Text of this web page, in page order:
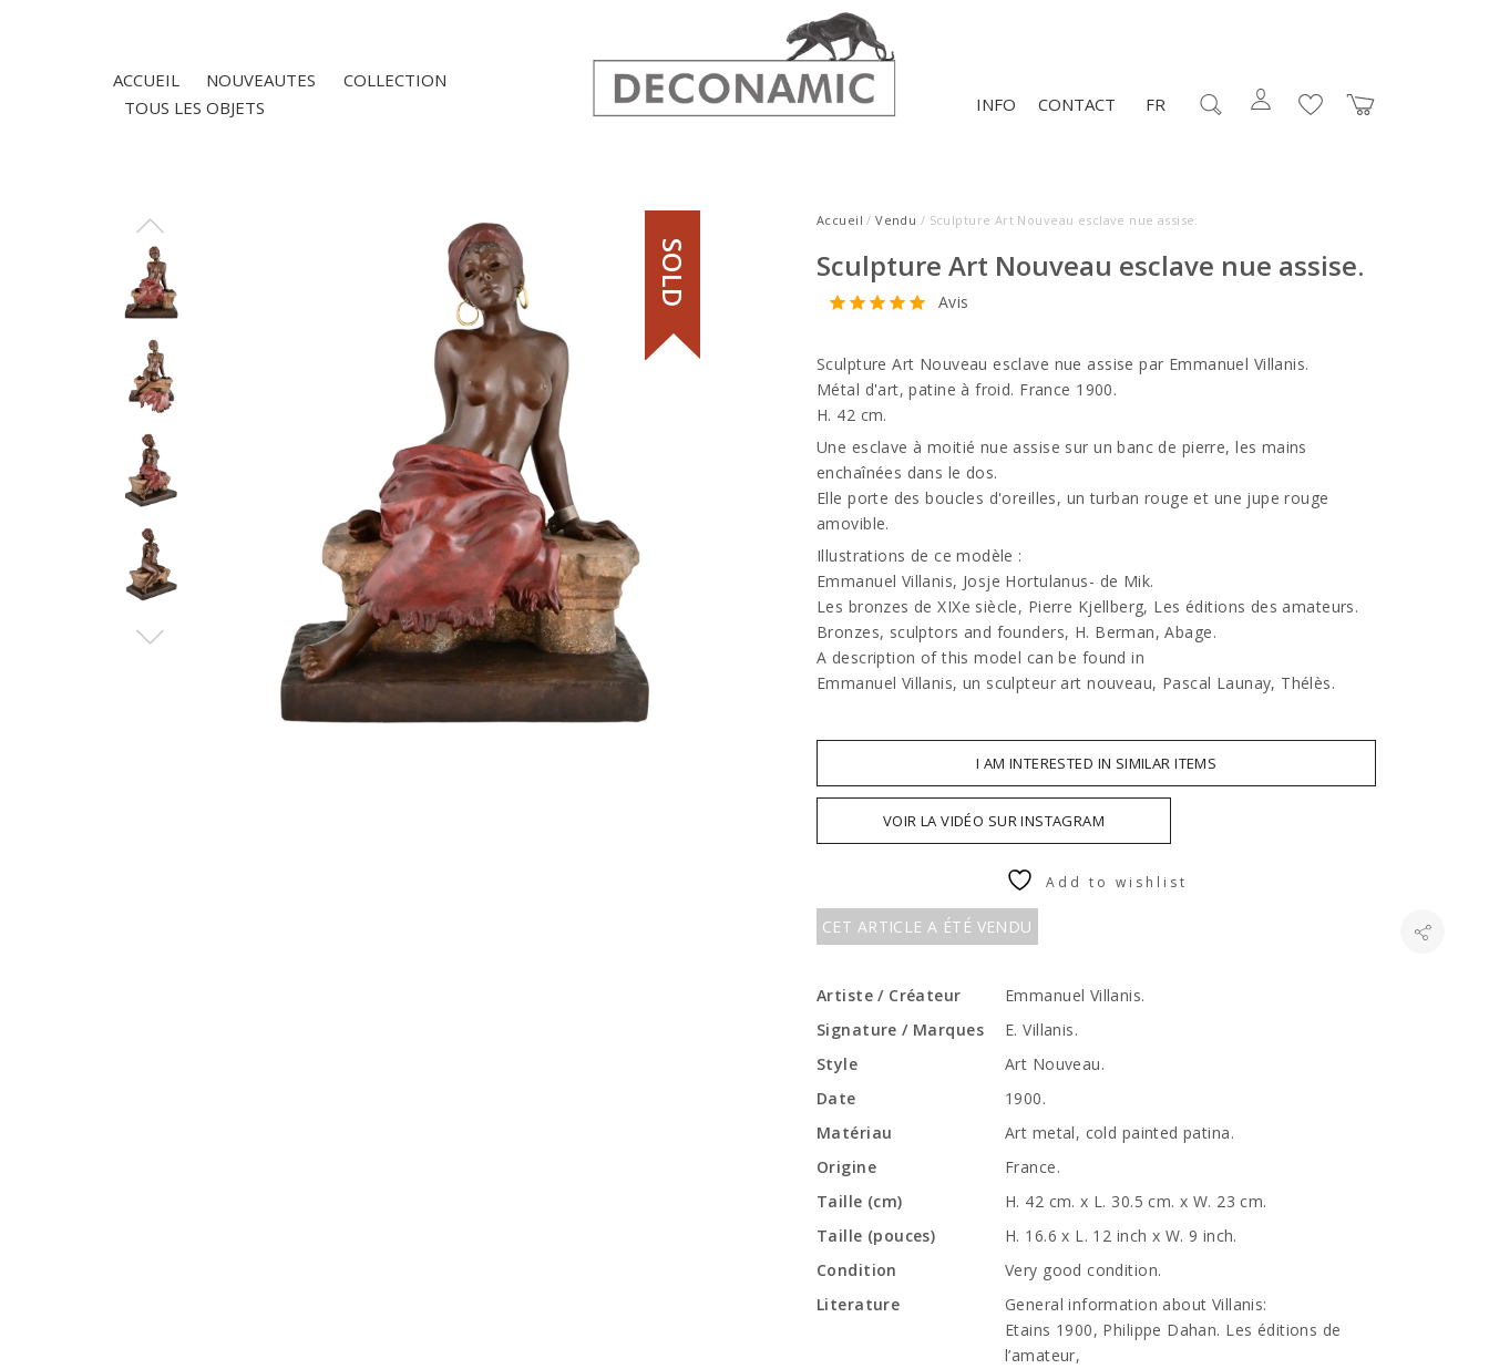
ACCUEIL NOUVEAUTES
COLLECTION
TOUS LES OBJETS
CONTACT
INFO FR
SOLD
Accueil /Vendu / Sculpture Art Nouveau esclave nue assise.
Sculpture Art Nouveau esclave nue assise.
Avis
Sculpture Art Nouveau esclave nue assise par Emmanuel Villanis.
Métal d'art, patine à froid. France 1900.
H. 42 cm.
Une esclave à moitié nue assise sur un banc de pierre, les mains
enchaînées dans le dos.
Elle porte des boucles d'oreilles, un turban rouge et une jupe rouge
amovible.
Illustrations de ce modèle :
Emmanuel Villanis, Josje Hortulanus- de Mik.
Les bronzes de XIXe siècle, Pierre Kjellberg, Les éditions des amateurs.
Bronzes, sculptors and founders, H. Berman, Abage.
A description of this model can be found in
Emmanuel Villanis, un sculpteur art nouveau, Pascal Launay, Thélès.
I AM INTERESTED IN SIMILAR ITEMS
CET ARTICLE A ÉTÉ VENDU
VOIR LA VIDÉO SUR INSTAGRAM
Add to wishlist
Artiste / Créateur
Emmanuel Villanis.
Signature / Marques
E. Villanis.
Style
Art Nouveau.
Date
1900.
Matériau
Art metal, cold painted patina.
Origine
France.
Taille (cm)
H. 42 cm. x L. 30.5 cm. x W. 23 cm.
Taille (pouces)
H. 16.6 x L. 12 inch x W. 9 inch.
Condition
Very good condition.
Literature
General information about Villanis:
Etains 1900, Philippe Dahan. Les éditions de
l’amateur,